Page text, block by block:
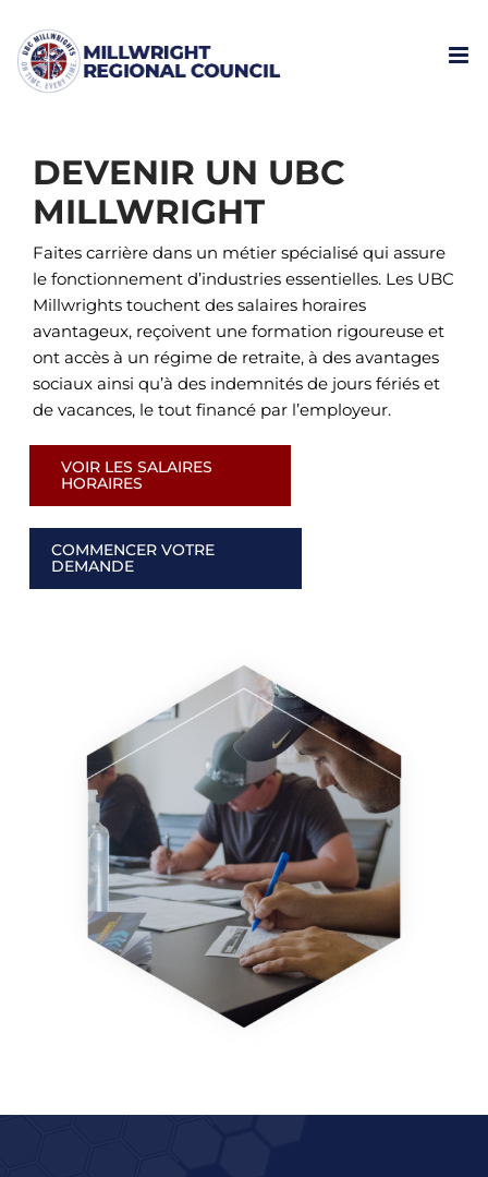
content
DEVENIR UN UBC
MILLWRIGHT
Faites carrière dans un métier spécialisé qui assure
le fonctionnement d’industries essentielles. Les UBC
Millwrights touchent des salaires horaires
avantageux, reçoivent une formation rigoureuse et
ont accès à un régime de retraite, à des avantages
sociaux ainsi qu’à des indemnités de jours fériés et
de vacances, le tout financé par l’employeur.
VOIR LES SALAIRES
HORAIRES
COMMENCER VOTRE
DEMANDE